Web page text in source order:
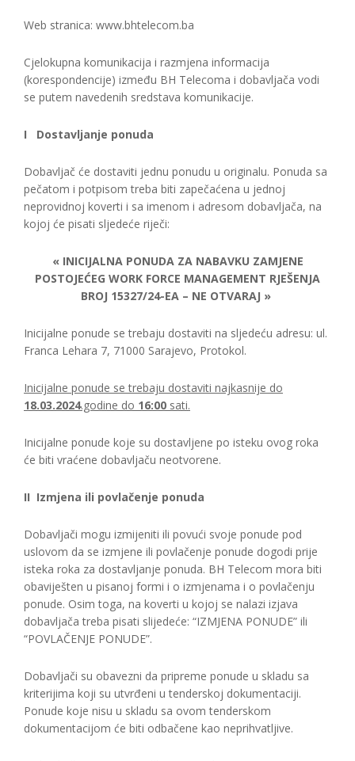
Web stranica: www.bhtelecom.ba
Cjelokupna komunikacija i razmjena informacija
(korespondencije) između BH Telecoma i dobavljača vodi
se putem navedenih sredstava komunikacije.
I Dostavljanje ponuda
Dobavljač će dostaviti jednu ponudu u originalu. Ponuda sa
pečatom i potpisom treba biti zapečaćena u jednoj
neprovidnoj koverti i sa imenom i adresom dobavljača, na
kojoj će pisati sljedeće riječi:
« INICIJALNA PONUDA ZA NABAVKU ZAMJENE
POSTOJEĆEG WORK FORCE MANAGEMENT RJEŠENJA
BROJ 15327/24-EA – NE OTVARAJ »
Inicijalne ponude se trebaju dostaviti na sljedeću adresu: ul.
Franca Lehara 7, 71000 Sarajevo, Protokol.
Inicijalne ponude se trebaju dostaviti najkasnije do
18.03.2024.godine do 16:00 sati.
Inicijalne ponude koje su dostavljene po isteku ovog roka
će biti vraćene dobavljaču neotvorene.
II Izmjena ili povlačenje ponuda
Dobavljači mogu izmijeniti ili povući svoje ponude pod
uslovom da se izmjene ili povlačenje ponude dogodi prije
isteka roka za dostavljanje ponuda. BH Telecom mora biti
obaviješten u pisanoj formi i o izmjenama i o povlačenju
ponude. Osim toga, na koverti u kojoj se nalazi izjava
dobavljača treba pisati slijedeće: “IZMJENA PONUDE” ili
“POVLAČENJE PONUDE”.
Dobavljači su obavezni da pripreme ponude u skladu sa
kriterijima koji su utvrđeni u tenderskoj dokumentaciji.
Ponude koje nisu u skladu sa ovom tenderskom
dokumentacijom će biti odbačene kao neprihvatljive.